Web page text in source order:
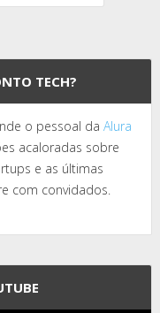
TECH?
o pessoal da Alura
acaloradas sobre
e as últimas
com convidados.